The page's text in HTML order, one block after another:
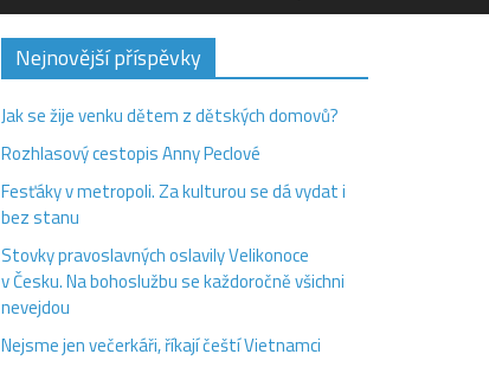
Nejnovější příspěvky
Jak se žije venku dětem z dětských domovů?
Rozhlasový cestopis Anny Peclové
Fesťáky v metropoli. Za kulturou se dá vydat i
bez stanu
Stovky pravoslavných oslavily Velikonoce
v Česku. Na bohoslužbu se každoročně všichni
nevejdou
Nejsme jen večerkáři, říkají čeští Vietnamci